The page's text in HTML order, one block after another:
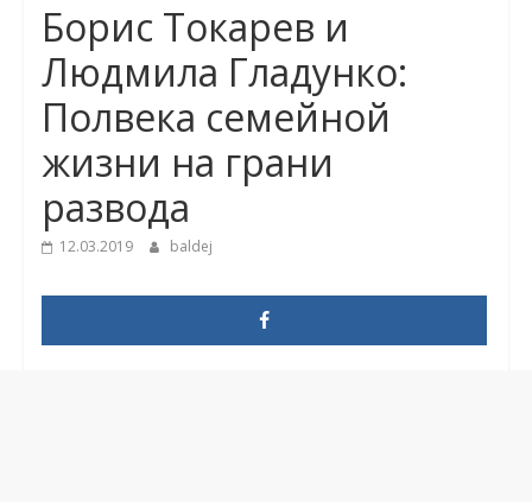
Борис Токарев и
Людмила Гладунко:
Полвека семейной
жизни на грани
развода
12.03.2019 baldej